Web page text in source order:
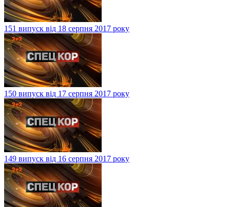
151 випуск від 18 серпня 2017 року
150 випуск від 17 серпня 2017 року
149 випуск від 16 серпня 2017 року